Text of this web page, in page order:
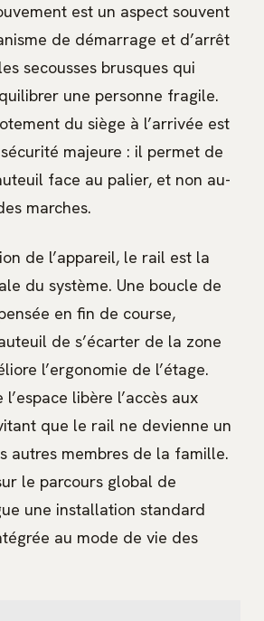
est un aspect souvent
de démarrage et d’arrêt
secousses brusques qui
une personne fragile.
du siège à l’arrivée est
majeure : il permet de
face au palier, et non au-
marches.
de l’appareil, le rail est la
du système. Une boucle de
en fin de course,
de s’écarter de la zone
l’ergonomie de l’étage.
libère l’accès aux
que le rail ne devienne un
autres membres de la famille.
le parcours global de
une installation standard
au mode de vie des